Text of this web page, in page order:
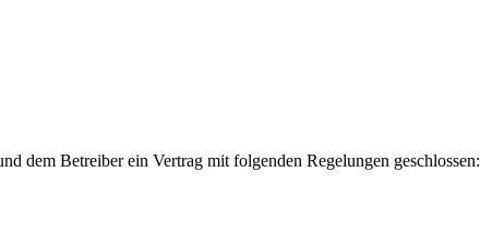
dem Betreiber ein Vertrag mit folgenden Regelungen geschlossen: